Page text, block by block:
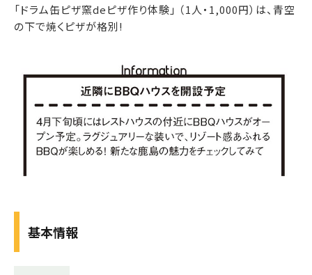
「ドラム缶ピザ窯deピザ作り体験」 （1人・1,000円）は、青空
の下で焼くピザが格別!
基本情報